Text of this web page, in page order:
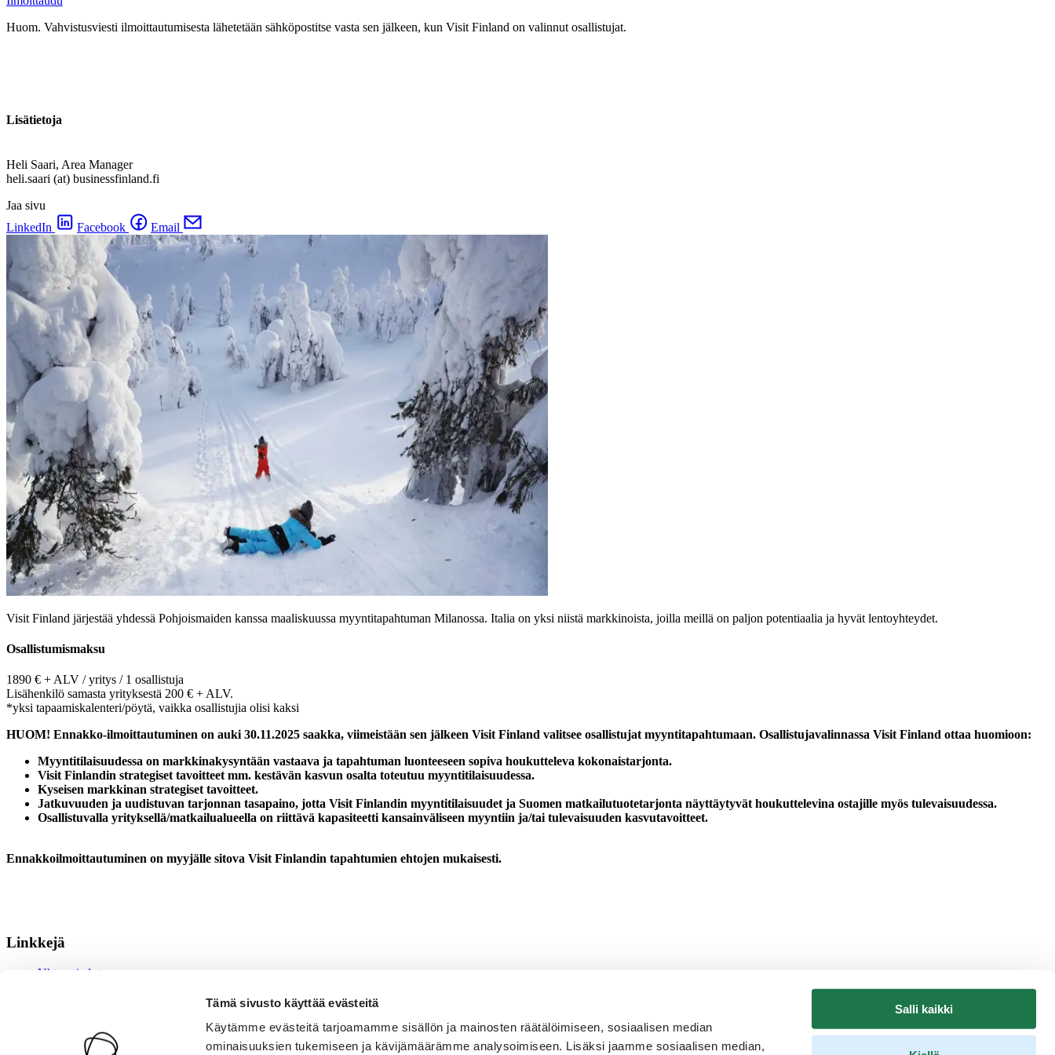
Tämä sivusto käyttää evästeitä
Käytämme evästeitä tarjoamamme sisällön ja mainosten räätälöimiseen, sosiaalisen median
ominaisuuksien tukemiseen ja kävijämäärämme analysoimiseen. Lisäksi jaamme sosiaalisen median,
Salli kaikki
Huom. Vahvistusviesti ilmoittautumisesta lähetetään sähköpostitse vasta sen jälkeen, kun Visit Finland on valinnut osallistujat.
Lisätietoja
Heli Saari, Area Manager
heli.saari (at) businessfinland.fi
Jaa sivu
LinkedIn
Facebook Email
Visit Finland järjestää yhdessä Pohjoismaiden kanssa maaliskuussa myyntitapahtuman Milanossa. Italia on yksi niistä markkinoista, joilla meillä on paljon potentiaalia ja hyvät lentoyhteydet.
Osallistumismaksu
1890 € + ALV / yritys / 1 osallistuja
Lisähenkilö samasta yrityksestä 200 € + ALV.
*yksi tapaamiskalenteri/pöytä, vaikka osallistujia olisi kaksi
HUOM! Ennakko-ilmoittautuminen on auki 30.11.2025 saakka, viimeistään sen jälkeen Visit Finland valitsee osallistujat myyntitapahtumaan. Osallistujavalinnassa Visit Finland ottaa huomioon:
Myyntitilaisuudessa on markkinakysyntään vastaava ja tapahtuman luonteeseen sopiva houkutteleva kokonaistarjonta.
Visit Finlandin strategiset tavoitteet mm. kestävän kasvun osalta toteutuu myyntitilaisuudessa.
Kyseisen markkinan strategiset tavoitteet.
Jatkuvuuden ja uudistuvan tarjonnan tasapaino, jotta Visit Finlandin myyntitilaisuudet ja Suomen matkailutuotetarjonta näyttäytyvät houkuttelevina ostajille myös tulevaisuudessa.
Osallistuvalla yrityksellä/matkailualueella on riittävä kapasiteetti kansainväliseen myyntiin ja/tai tulevaisuuden kasvutavoitteet.
Ennakkoilmoittautuminen on myyjälle sitova Visit Finlandin tapahtumien ehtojen mukaisesti.
Linkkejä
Yhteystiedot
Evästeiden hallinta
Saavutettavuusseloste